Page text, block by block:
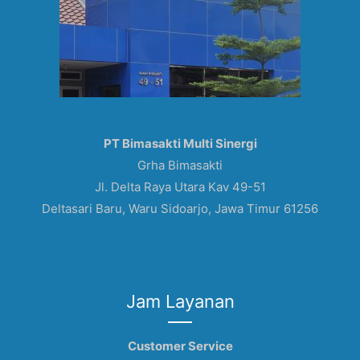
PT Bimasakti Multi Sinergi
Grha Bimasakti
Jl. Delta Raya Utara Kav 49-51
Deltasari Baru, Waru Sidoarjo, Jawa Timur 61256
Jam Layanan
Customer Service